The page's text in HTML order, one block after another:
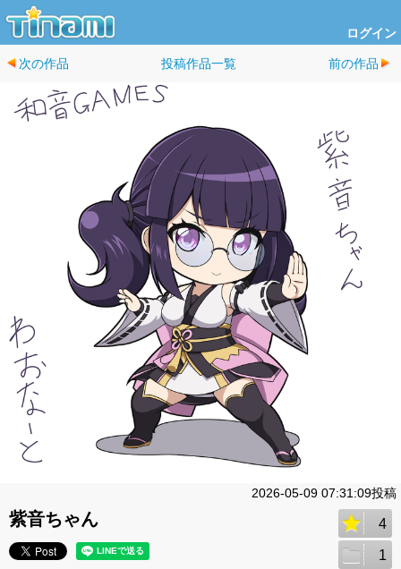
ログイン
次の作品 投稿作品一覧 前の作品
2026-05-09 07:31:09投稿
紫音ちゃん 4
1